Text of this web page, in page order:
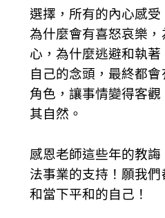
選擇，所有的內心感受
為什麼會有喜怒哀樂
心，為什麼逃避和執
自己的念頭，最終都
角色，讓事情變得客
其自然。
感恩老師這些年的教
法事業的支持！願我
和當下平和的自己！